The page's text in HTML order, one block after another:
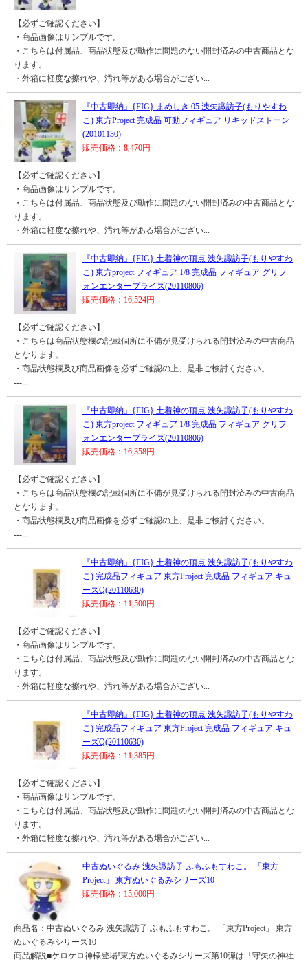
【必ずご確認ください】
・商品画像はサンプルです。
・こちらは付属品、商品状態及び動作に問題のない開封済みの中古商品とな
ります。
・外箱に軽度な擦れや、汚れ等がある場合がござい...
『中古即納』{FIG} まめしき 05 洩矢諏訪子(もりやすわ
こ) 東方Project 完成品 可動フィギュア リキッドストーン
(20101130)
販売価格：8,470円
【必ずご確認ください】
・商品画像はサンプルです。
・こちらは付属品、商品状態及び動作に問題のない開封済みの中古商品とな
ります。
・外箱に軽度な擦れや、汚れ等がある場合がござい...
『中古即納』{FIG} 土着神の頂点 洩矢諏訪子(もりやすわ
こ) 東方project フィギュア 1/8 完成品 フィギュア グリフ
ォンエンタープライズ(20110806)
販売価格：16,524円
【必ずご確認ください】
・こちらは商品状態欄の記載個所に不備が見受けられる開封済みの中古商品
となります。
・商品状態欄及び商品画像を必ずご確認の上、是非ご検討ください。
---...
『中古即納』{FIG} 土着神の頂点 洩矢諏訪子(もりやすわ
こ) 東方project フィギュア 1/8 完成品 フィギュア グリフ
ォンエンタープライズ(20110806)
販売価格：16,358円
【必ずご確認ください】
・こちらは商品状態欄の記載個所に不備が見受けられる開封済みの中古商品
となります。
・商品状態欄及び商品画像を必ずご確認の上、是非ご検討ください。
---...
『中古即納』{FIG} 土着神の頂点 洩矢諏訪子(もりやすわ
こ) 完成品フィギュア 東方Project 完成品 フィギュア キュ
ーズQ(20110630)
販売価格：11,500円
【必ずご確認ください】
・商品画像はサンプルです。
・こちらは付属品、商品状態及び動作に問題のない開封済みの中古商品とな
ります。
・外箱に軽度な擦れや、汚れ等がある場合がござい...
『中古即納』{FIG} 土着神の頂点 洩矢諏訪子(もりやすわ
こ) 完成品フィギュア 東方Project 完成品 フィギュア キュ
ーズQ(20110630)
販売価格：11,385円
【必ずご確認ください】
・商品画像はサンプルです。
・こちらは付属品、商品状態及び動作に問題のない開封済みの中古商品とな
ります。
・外箱に軽度な擦れや、汚れ等がある場合がござい...
中古ぬいぐるみ 洩矢諏訪子 ふもふもすわこ。 「東方
Project」 東方ぬいぐるみシリーズ10
販売価格：15,000円
商品名：中古ぬいぐるみ 洩矢諏訪子 ふもふもすわこ。 「東方Project」 東方
ぬいぐるみシリーズ10
商品解説■ケロケロ神様登場!東方ぬいぐるみシリーズ第10弾は「守矢の神社